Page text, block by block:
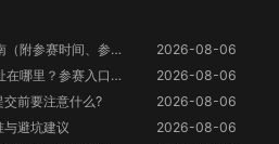
第13届世界渲染大赛参赛指南（附参赛时间、参赛要求、赛事奖励等）
2026-08-06
第13届世界渲染大赛官网地址在哪里？参赛入口与信息整理
2026-08-06
前要注意什么?
2026-08-06
避坑建议
2026-08-06